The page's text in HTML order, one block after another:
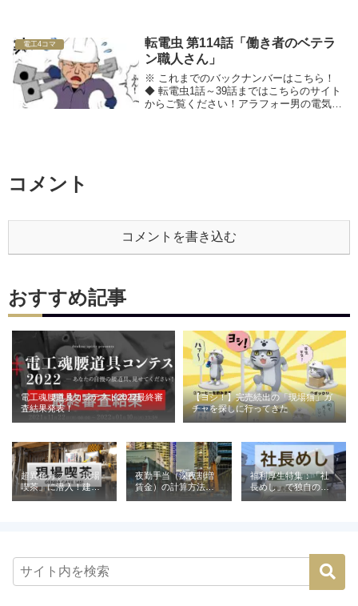
電工4コマ
転電虫 第114話「働き者のベテラ
ン職人さん」
※ これまでのバックナンバーはこちら！
◆ 転電虫1話～39話まではこちらのサイト
からご覧ください！アラフォー男の電気工
コメント
コメントを書き込む
おすすめ記事
電工魂腰道具コンテスト2022最終審
査結果発表！
【ヨシ！】完売続出の「現場猫」ガ
チャを探しに行ってきた
超異色カフェ「現場
喫茶」に潜入！建設
業が営む喫茶の意外
夜勤手当（深夜割増
賃金）の計算方法と
福利厚生特集：「社
長めし」で独自の魅
力を発信（株式会社